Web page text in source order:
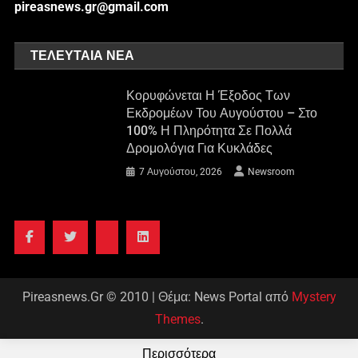
pireasnews.gr@gmail.com
ΤΕΛΕΥΤΑΊΑ ΝΈΑ
Κορυφώνεται Η Έξοδος Των
Εκδρομέων Του Αυγούστου – Στο
100% Η Πληρότητα Σε Πολλά
Δρομολόγια Για Κυκλάδες
7 Αυγούστου, 2026 Newsroom
Pireasnews.Gr © 2010 Θέμα: News Portal από Mystery
Themes.
Περισσότερα